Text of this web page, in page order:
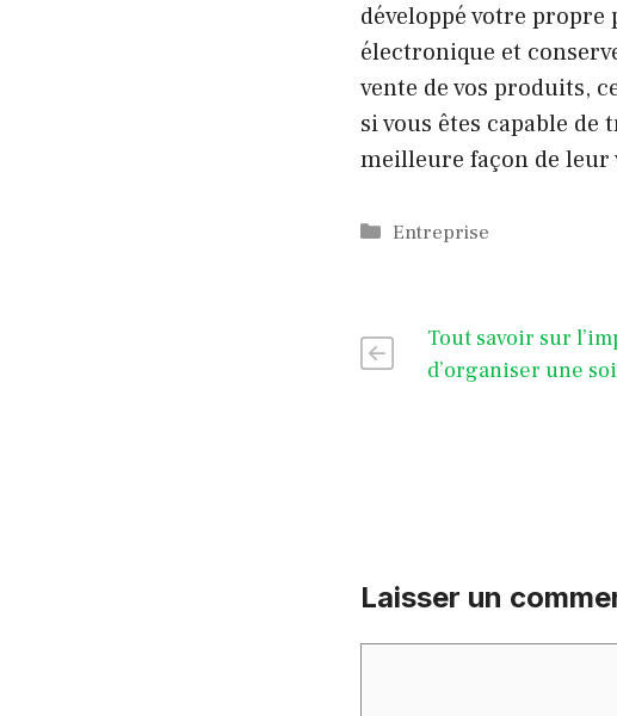
développé votre
électronique et
vente de vos produits,
si vous êtes capable
meilleure façon de leur
Catégories
Entreprise
Tout savoir sur
d’organiser une
Laisser un